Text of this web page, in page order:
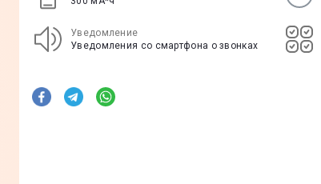
Уведомление
Уведомления со смартфона о звонках